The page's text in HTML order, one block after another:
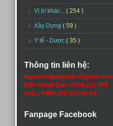
Vị trí khác... ( 254 )
Xây Dựng ( 59 )
Y tế - Dược ( 35 )
Thông tin liên hệ:
tuyendungphuquoc@gmail.com
Điện thoại/ Zalo: 0934.127.384
hoặc: 0985 258 323 Mr Hà
Fanpage Facebook